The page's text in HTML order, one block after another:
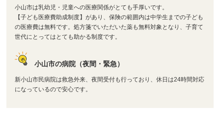
小山市は乳幼児・児童への医療関係がとても手厚いです。
【子ども医療費助成制度】があり、保険の範囲内は中学生までの子ども
の医療費は無料です。処方箋でいただいた薬も無料対象となり、子育て
世代にとってはとても助かる制度です。
小山市の病院（夜間・緊急）
新小山市民病院は救急外来、夜間受付も行っており、休日は24時間対応
になっているので安心です。